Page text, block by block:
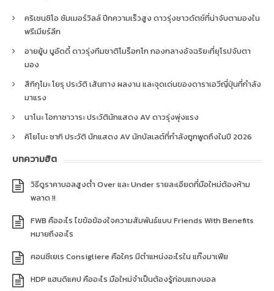
คริเซนซิโอ ซัมเมอร์วิลล์ ปีกความเร็วสูง ดาวรุ่งชาวดัตช์ที่น่าจับตามองใน
พรีเมียร์ลีก
อายยู้บ บูอัดดี้ ดาวรุ่งทีมชาติโมร็อกโก กองกลางอัจฉริยะที่ยุโรปจับตา
มอง
สึกิกุโมะ โยรุ ประวัติ เส้นทาง ผลงาน และจุดเด่นของดาราเอวีญี่ปุ่นที่กำลัง
มาแรง
นาโนะ โอกาซาวาระ ประวัตินักแสดง AV ดาวรุ่งพุ่งแรง
คิโยโนะ ซากิ ประวัติ นักแสดง AV นักบัลเลต์ที่กำลังถูกพูดถึงในปี 2026
บทความฮิต
วิธีดูราคาบอลสูงต่ำ Over และ Under รายละเอียดที่มือใหม่ต้องห้าม
พลาด !!
FWB คืออะไร ไขข้อข้องใจความสัมพันธ์แบบ Friends With Benefits
หมายถึงอะไร
คอนซีเยเร Consigliere คือใคร มีตำแหน่งอะไรใน แก๊งมาเฟีย
HDP แฮนดิแคป คืออะไร มือใหม่จำเป็นต้องรู้ก่อนแทงบอล